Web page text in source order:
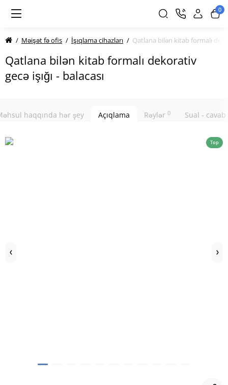
0
Məişət fə ofis İşıqlama cihazları Qatlana bilən kitab formalı
Qatlana bilən kitab formalı dekorativ
gecə işığı - balacası
haqqında hər şey Açıqlama Rəylər 0 Sual - cavab
Top